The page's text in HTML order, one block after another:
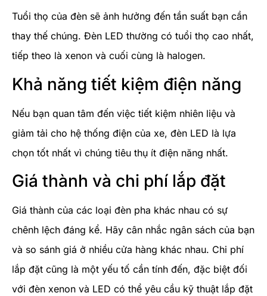
Tuổi thọ của đèn sẽ ảnh hưởng đến tần suất bạn cần
thay thế chúng. Đèn LED thường có tuổi thọ cao nhất,
tiếp theo là xenon và cuối cùng là halogen.
Khả năng tiết kiệm điện năng
Nếu bạn quan tâm đến việc tiết kiệm nhiên liệu và
giảm tải cho hệ thống điện của xe, đèn LED là lựa
chọn tốt nhất vì chúng tiêu thụ ít điện năng nhất.
Giá thành và chi phí lắp đặt
Giá thành của các loại đèn pha khác nhau có sự
chênh lệch đáng kể. Hãy cân nhắc ngân sách của bạn
và so sánh giá ở nhiều cửa hàng khác nhau. Chi phí
lắp đặt cũng là một yếu tố cần tính đến, đặc biệt đối
với đèn xenon và LED có thể yêu cầu kỹ thuật lắp đặt